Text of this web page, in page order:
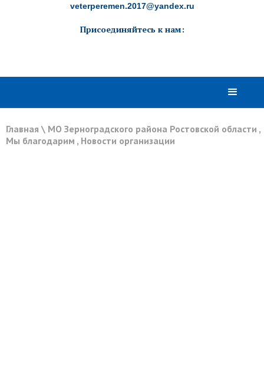
veterperemen.2017@yandex.ru
Присоединяйтесь к нам:
Главная \ МО Зерноградского района Ростовской области ,
Мы благодарим , Новости организации